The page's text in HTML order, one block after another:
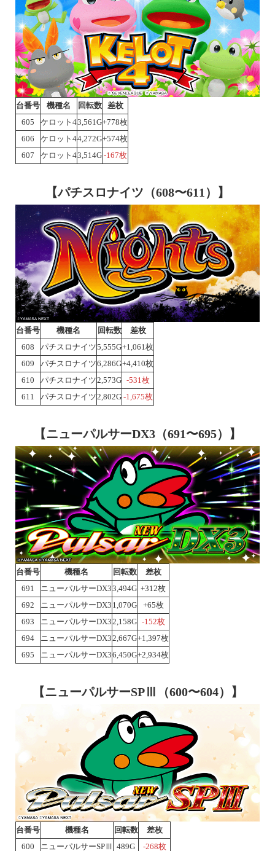
台番号 機種名 回転数
差枚
605
ケロット43,561G+778枚
606
ケロット44,272G+574枚
607
ケロット43,514G -167枚
【パチスロナイツ（608〜611）】
台番号 機種名 回転数
差枚
608
パチスロナイツ5,555G+1,061枚
609
パチスロナイツ6,286G+4,410枚
610
パチスロナイツ2,573G -531枚
611
パチスロナイツ2,802G -1,675枚
【ニューパルサーDX3（691〜695）】
台番号 機種名 回転数
差枚
691
ニューパルサーDX33,494G +312枚
692
ニューパルサーDX3 1,070G
+65枚
693
ニューパルサーDX32,158G -152枚
694
ニューパルサーDX32,667G+1,397枚
695
ニューパルサーDX36,450G+2,934枚
【ニューパルサーSPⅢ（600〜604）】
台番号 機種名 回転数
差枚
600
ニューパルサーSPⅢ 489G
-268枚